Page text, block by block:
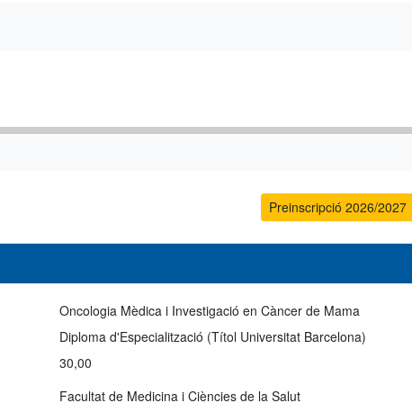
Preinscripció 2026/2027
Oncologia Mèdica i Investigació en Càncer de Mama
Diploma d'Especialització (Títol Universitat Barcelona)
30,00
Facultat de Medicina i Ciències de la Salut